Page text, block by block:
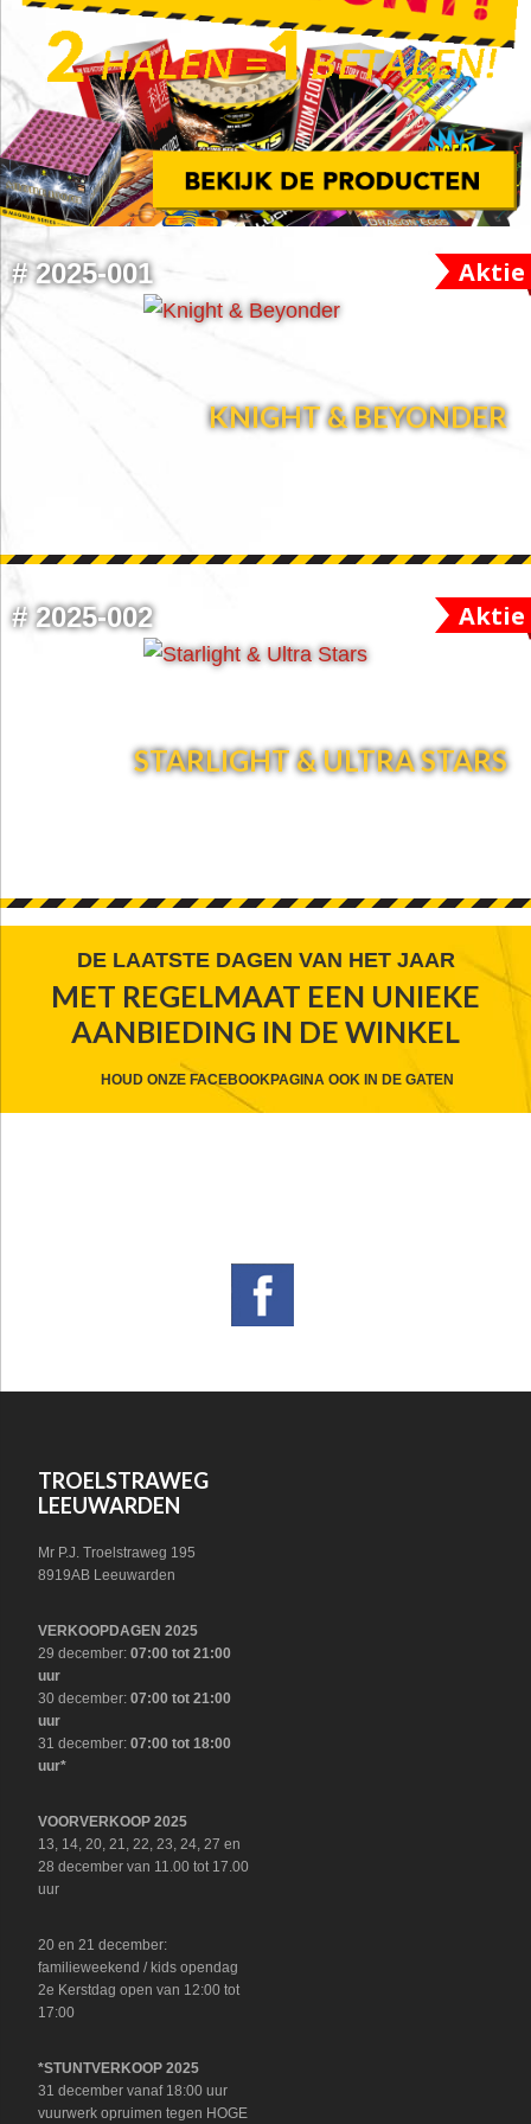
FOOTER
WIDGET
HEADER
#2025-001 Aktie
KNIGHT & BEYONDER
#2025-002 Aktie
STARLIGHT & ULTRA STARS
FOOTER
WIDGET
HEADER
DE LAATSTE DAGEN VAN HET JAAR
MET REGELMAAT EEN UNIEKE
AANBIEDING IN DE WINKEL
HOUD ONZE FACEBOOKPAGINA OOK IN DE GATEN
TROELSTRAWEG
LEEUWARDEN
Mr P.J. Troelstraweg 195
8919AB Leeuwarden
VERKOOPDAGEN 2025
29 december:07:00 tot 21:00
uur
30 december:07:00 tot 21:00
uur
31 december:07:00 tot 18:00
uur*
VOORVERKOOP 2025
13, 14, 20, 21, 22, 23, 24, 27 en
28 december van 11.00 tot 17.00
uur
20 en 21 december:
familieweekend / kids opendag
2e Kerstdag open van 12:00 tot
17:00
*STUNTVERKOOP 2025
31 december vanaf 18:00 uur
vuurwerk opruimen tegen HOGE